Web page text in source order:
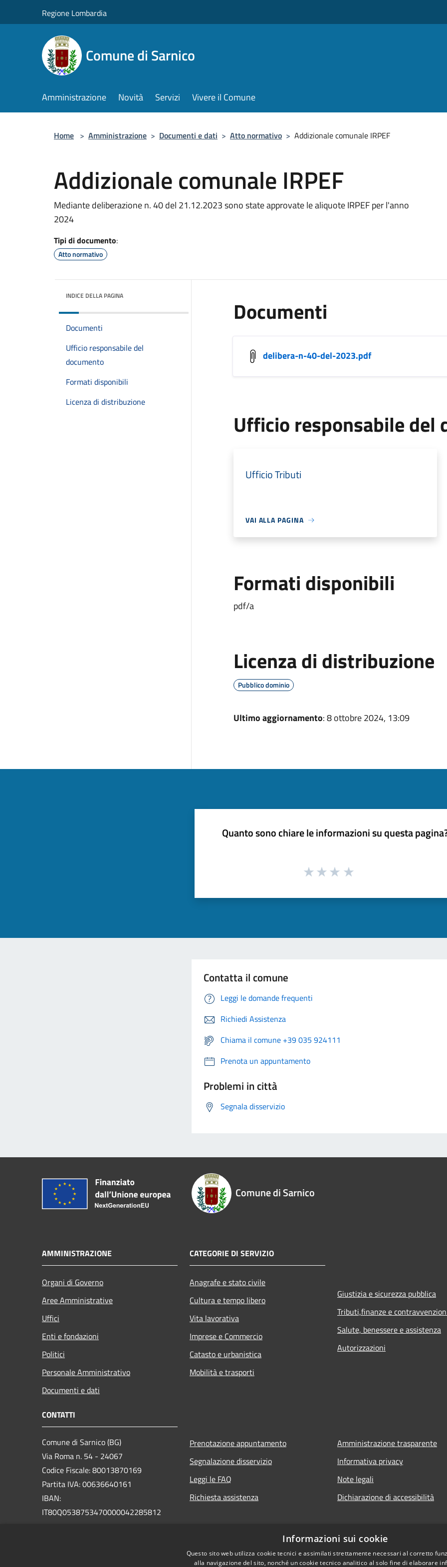
Regione Lombardia
Comune di Sarnico
Amministrazione Novità Servizi Vivere il Comune
Home > Amministrazione > Documenti e dati > Atto normativo > Addizionale comunale IRPEF
Addizionale comunale IRPEF
Mediante deliberazione n. 40 del 21.12.2023 sono state approvate le aliquote IRPEF per l'anno
2024
Tipi di documento:
Atto normativo
INDICE DELLA PAGINA
Documenti
Ufficio responsabile del
documento
Formati disponibili
Licenza di distribuzione
Documenti
delibera-n-40-del-2023.pdf
Ufficio responsabile del
Ufficio Tributi
VAI ALLA PAGINA
Formati disponibili
pdf/a
Licenza di distribuzione
Pubblico dominio
Ultimo aggiornamento: 8 ottobre 2024, 13:09
Quanto sono chiare le informazioni su questa
Contatta il comune
Leggi le domande frequenti
Richiedi Assistenza
Chiama il comune +39 035 924111
Prenota un appuntamento
Problemi in città
Segnala disservizio
Comune di Sarnico
AMMINISTRAZIONE
Organi di Governo
Aree Amministrative
Uffici
Enti e fondazioni
Politici
Personale Amministrativo
Documenti e dati
CATEGORIE DI SERVIZIO
Anagrafe e stato civile
Cultura e tempo libero
Vita lavorativa
Imprese e Commercio
Catasto e urbanistica
Mobilità e trasporti
Giustizia e sicurezza pubblica
Tributi,finanze e
Salute, benessere e assistenza
Autorizzazioni
CONTATTI
Comune di Sarnico (BG)
Via Roma n. 54 - 24067
Codice Fiscale: 80013870169
Partita IVA: 00636640161
IBAN:
IT80Q0538753470000042285812
Prenotazione appuntamento
Segnalazione disservizio
Leggi le FAQ
Richiesta assistenza
Amministrazione trasparente
Informativa privacy
Note legali
Dichiarazione di accessibilità
Informazioni sui cookie
Questo sito web utilizza cookie tecnici e assimilati strettamente necessari al corretto
alla navigazione del sito, nonché un cookie tecnico analitico al solo fine di elaborare